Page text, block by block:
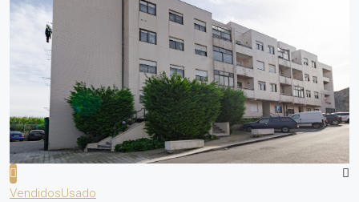
VendidosUsado